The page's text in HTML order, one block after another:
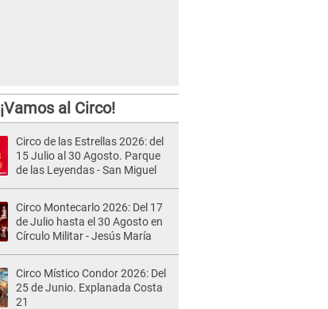
¡Vamos al Circo!
Circo de las Estrellas 2026: del
15 Julio al 30 Agosto. Parque
de las Leyendas - San Miguel
Circo Montecarlo 2026: Del 17
de Julio hasta el 30 Agosto en
Círculo Militar - Jesús María
Circo Místico Condor 2026: Del
25 de Junio. Explanada Costa
21